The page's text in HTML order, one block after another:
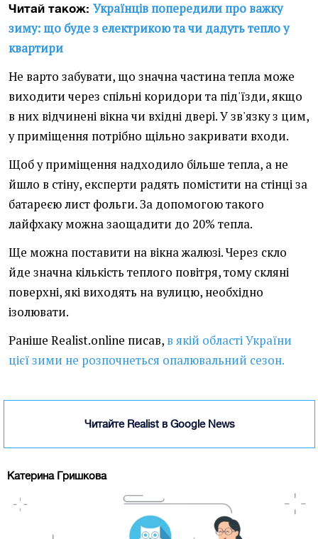
Читай також: Українців попередили про важку
зиму: що буде з електрикою та чи дадуть тепло у
квартири
Не варто забувати, що значна частина тепла може
виходити через спільні коридори та під'їзди, якщо
в них відчинені вікна чи вхідні двері. У зв'язку з цим,
у приміщення потрібно щільно закривати входи.
Щоб у приміщення надходило більше тепла, а не
йшло в стіну, експерти радять помістити на стінці за
батареєю лист фольги. За допомогою такого
лайфхаку можна заощадити до 20% тепла.
Ще можна поставити на вікна жалюзі. Через скло
йде значна кількість теплого повітря, тому скляні
поверхні, які виходять на вулицю, необхідно
ізолювати.
Раніше Realist.online писав, в якій області України
цієї зими не розпочнеться опалювальний сезон.
Читайте Realist в Google News
Катерина Гришкова